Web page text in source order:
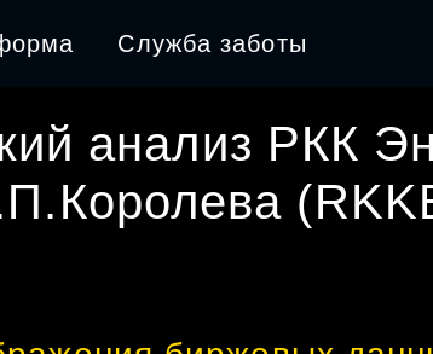
Служба заботы
анализ РКК
(